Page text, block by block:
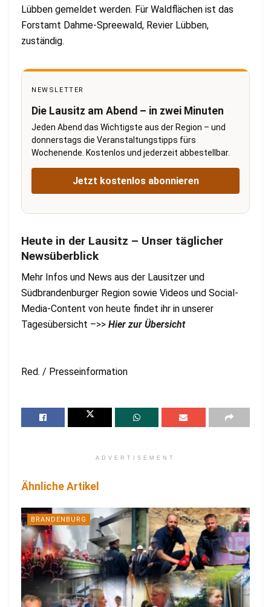
Lübben gemeldet werden. Für Waldflächen ist das
Forstamt Dahme-Spreewald, Revier Lübben,
zuständig.
NEWSLETTER
Die Lausitz am Abend – in zwei Minuten
Jeden Abend das Wichtigste aus der Region – und
donnerstags die Veranstaltungstipps fürs
Wochenende. Kostenlos und jederzeit abbestellbar.
Jetzt kostenlos abonnieren
Heute in der Lausitz – Unser täglicher
Newsüberblick
Mehr Infos und News aus der Lausitzer und
Südbrandenburger Region sowie Videos und Social-
Media-Content von heute findet ihr in unserer
Tagesübersicht –>> Hier zur Übersicht
Red. / Presseinformation
ADVERTISEMENT
Ähnliche Artikel
BRANDENBURG